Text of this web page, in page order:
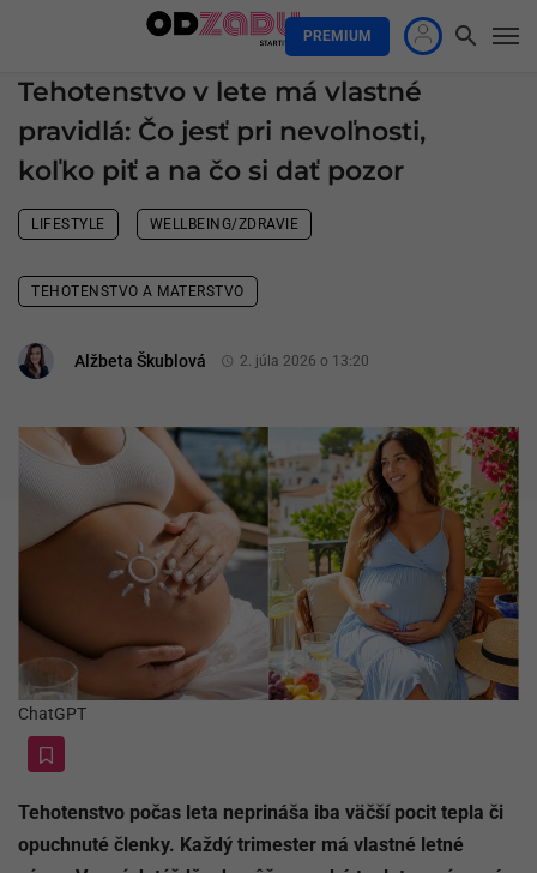
PREMIUM
Tehotenstvo v lete má vlastné
pravidlá: Čo jesť pri nevoľnosti,
koľko piť a na čo si dať pozor
LIFESTYLE WELLBEING/ZDRAVIE
TEHOTENSTVO A MATERSTVO
Alžbeta Škublová 2. júla 2026 o 13:20
ChatGPT
Tehotenstvo počas leta neprináša iba väčší pocit tepla či
opuchnuté členky. Každý trimester má vlastné letné